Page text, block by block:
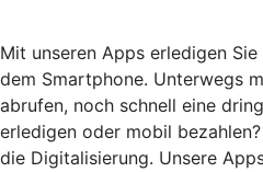
Mit unseren Apps erledigen
dem Smartphone. Unterwegs
abrufen, noch schnell eine
erledigen oder mobil
die Digitalisierung. Unsere